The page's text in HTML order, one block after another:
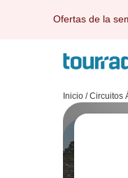
Ofertas de la
Inicio / Circuitos